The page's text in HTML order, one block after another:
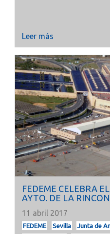
Leer más
FEDEME CELEBRA
AYTO. DE LA
11 abril 2017
FEDEME Sevilla Junta de